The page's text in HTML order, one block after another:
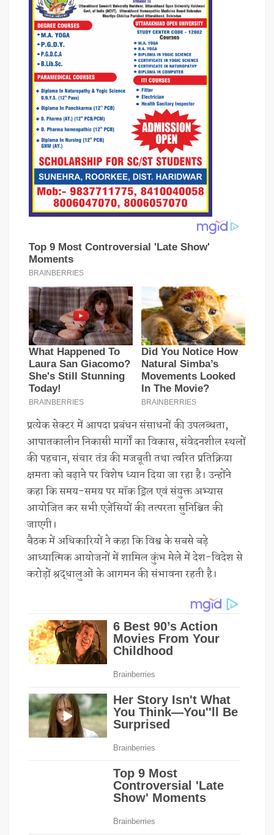
प्रत्येक सेक्टर में आपदा प्रबंधन संसाधनों की उपलब्धता,
आपातकालीन निकासी मार्गों का विकास, संवेदनशील स्थलों
की पहचान, संचार तंत्र की मजबूती तथा त्वरित प्रतिक्रिया
क्षमता को बढ़ाने पर विशेष ध्यान दिया जा रहा है। उन्होंने
कहा कि समय-समय पर मॉक ड्रिल एवं संयुक्त अभ्यास
आयोजित कर सभी एजेंसियों की तत्परता सुनिश्चित की
जाएगी।
बैठक में अधिकारियों ने कहा कि विश्व के सबसे बड़े
आध्यात्मिक आयोजनों में शामिल कुंभ मेले में देश-विदेश से
करोड़ों श्रद्धालुओं के आगमन की संभावना रहती है।